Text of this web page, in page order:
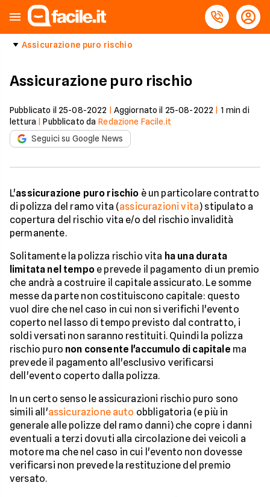
Assicurazione puro rischio
Assicurazione puro rischio
Pubblicato il 25-08-2022 Aggiornato il 25-08-2022 1 min di
lettura |Pubblicato da Redazione Facile.it
Seguici su Google News
L'assicurazione puro rischio è un particolare contratto
di polizza del ramo vita (assicurazioni vita) stipulato a
copertura del rischio vita e/o del rischio invalidità
permanente.
Solitamente la polizza rischio vita ha una durata
limitata nel tempoe prevede il pagamento di un premio
che andrà a costruire il capitale assicurato. Le somme
messe da parte non costituiscono capitale: questo
vuol dire che nel caso in cui non si verifichi l'evento
coperto nel lasso di tempo previsto dal contratto, i
soldi versati non saranno restituiti. Quindi la polizza
rischio puro non consente l'accumulo di capitale ma
prevede il pagamento all'esclusivo verificarsi
dell'evento coperto dalla polizza.
In un certo senso le assicurazioni rischio puro sono
simili all'assicurazione auto obbligatoria (e più in
generale alle polizze del ramo danni) che copre i danni
eventuali a terzi dovuti alla circolazione dei veicoli a
motore ma che nel caso in cui l'evento non dovesse
verificarsi non prevede la restituzione del premio
versato.